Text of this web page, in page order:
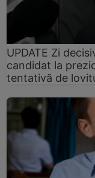
UPDATE Zi
candidat la
tentativă de